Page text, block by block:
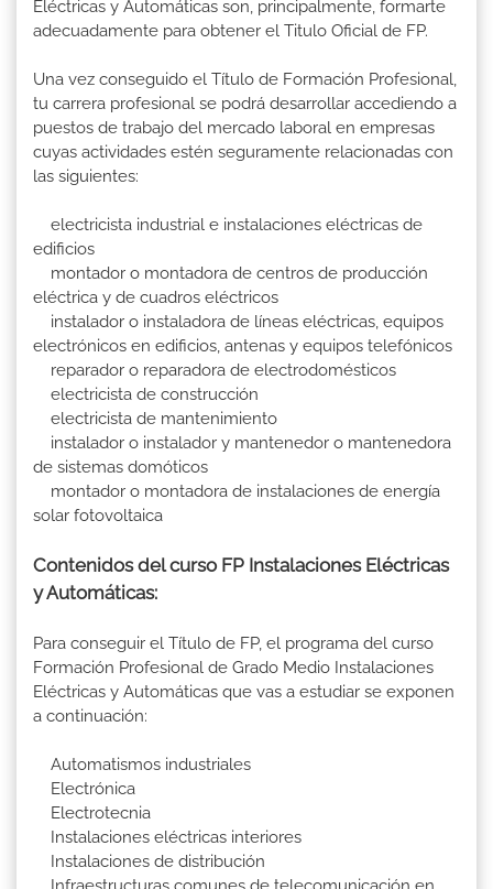
Eléctricas y Automáticas son, principalmente, formarte
adecuadamente para obtener el Titulo Oficial de FP.
Una vez conseguido el Título de Formación Profesional,
tu carrera profesional se podrá desarrollar accediendo a
puestos de trabajo del mercado laboral en empresas
cuyas actividades estén seguramente relacionadas con
las siguientes:
electricista industrial e instalaciones eléctricas de
edificios
montador o montadora de centros de producción
eléctrica y de cuadros eléctricos
instalador o instaladora de líneas eléctricas, equipos
electrónicos en edificios, antenas y equipos telefónicos
reparador o reparadora de electrodomésticos
electricista de construcción
electricista de mantenimiento
instalador o instalador y mantenedor o mantenedora
de sistemas domóticos
montador o montadora de instalaciones de energía
solar fotovoltaica
Contenidos del curso FP Instalaciones Eléctricas
y Automáticas:
Para conseguir el Título de FP, el programa del curso
Formación Profesional de Grado Medio Instalaciones
Eléctricas y Automáticas que vas a estudiar se exponen
a continuación:
Automatismos industriales
Electrónica
Electrotecnia
Instalaciones eléctricas interiores
Instalaciones de distribución